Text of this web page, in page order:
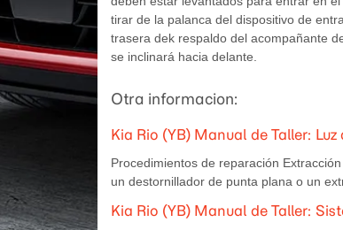
tirar de la palanca del dispositivo de
trasera dek respaldo del acompañante
se inclinará hacia delante.
Otra informacion:
Kia Rio (YB) Manual de Taller:
Procedimientos de reparación
un destornillador de punta plana o un
Kia Rio (YB) Manual de Taller: